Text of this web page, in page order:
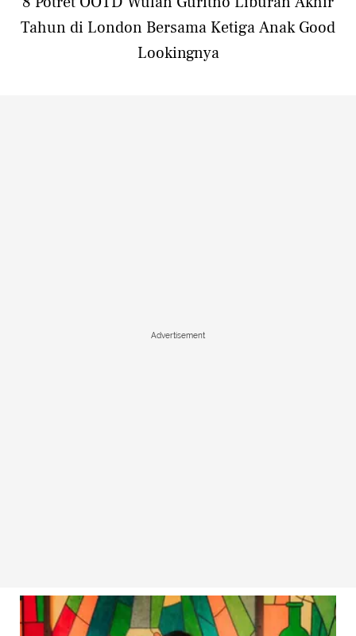
Tahun di London Bersama Ketiga Anak Good
Lookingnya
Advertisement